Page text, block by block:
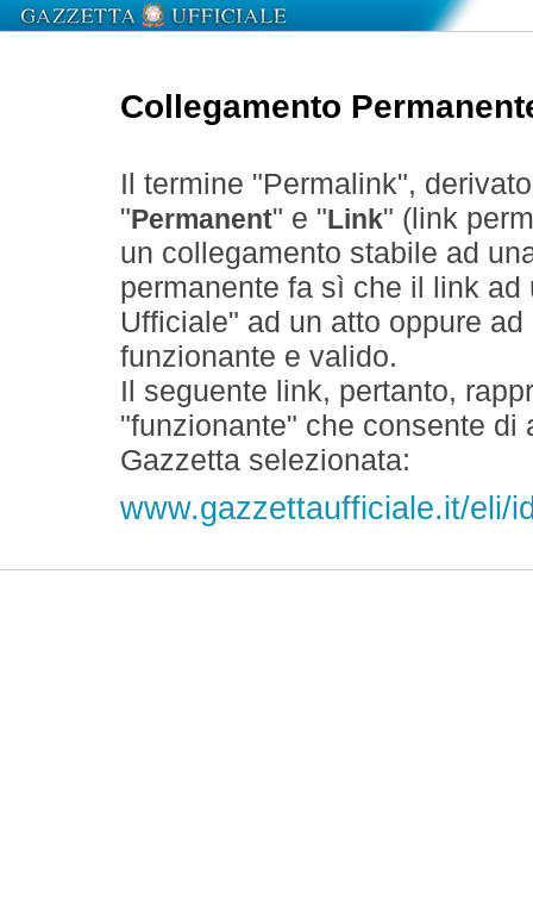
Collegamento
Il termine "Permalink",
" Permanent" e " Link" (link
un collegamento stabile ad
permanente fa sì che il link
Ufficiale" ad un atto oppure
funzionante e valido.
Il seguente link, pertanto,
"funzionante" che consente
Gazzetta selezionata:
www.gazzettaufficiale.it/eli/